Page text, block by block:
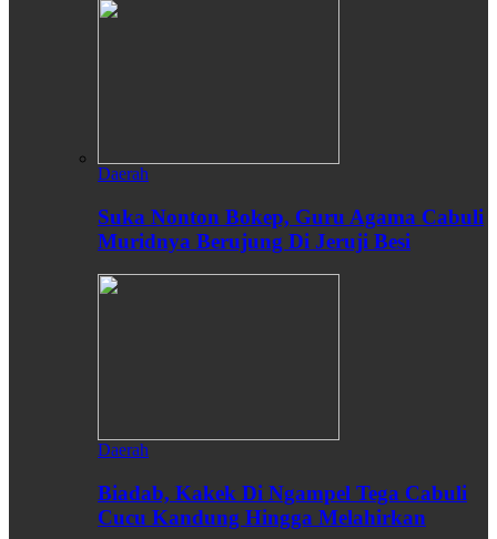
Daerah
Suka Nonton Bokep, Guru Agama Cabuli
Muridnya Berujung Di Jeruji Besi
Daerah
Biadab, Kakek Di Ngampel Tega Cabuli
Cucu Kandung Hingga Melahirkan